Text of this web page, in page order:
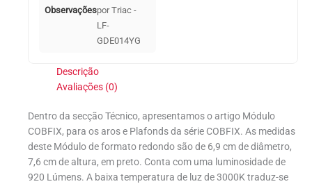
Observaçõespor Triac -
LF-
GDE014YG
Descrição
Avaliações (0)
Dentro da secção Técnico, apresentamos o artigo Módulo
COBFIX, para os aros e Plafonds da série COBFIX. As medidas
deste Módulo de formato redondo são de 6,9 cm de diâmetro,
7,6 cm de altura, em preto. Conta com uma luminosidade de
920 Lúmens. A baixa temperatura de luz de 3000K traduz-se